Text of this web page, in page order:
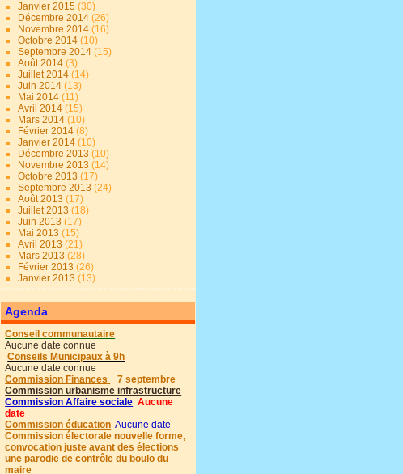
Janvier 2015(30)
Décembre 2014(26)
Novembre 2014(16)
Octobre 2014(10)
Septembre 2014(15)
Août 2014(3)
Juillet 2014(14)
Juin 2014(13)
Mai 2014(11)
Avril 2014(15)
Mars 2014(10)
Février 2014(8)
Janvier 2014(10)
Décembre 2013(10)
Novembre 2013(14)
Octobre 2013(17)
Septembre 2013(24)
Août 2013(17)
Juillet 2013(18)
Juin 2013(17)
Mai 2013(15)
Avril 2013(21)
Mars 2013(28)
Février 2013(26)
Janvier 2013(13)
Agenda
Conseil communautaire
Aucune date connue
Conseils Municipaux à 9h
Aucune date connue
Commission Finances
7 septembre
Commission urbanisme infrastructure
Commission Affaire sociale Aucune
date
Commission éducation Aucune date
Commission électorale nouvelle forme,
convocation juste avant des élections
une parodie de contrôle du boulo du
maire